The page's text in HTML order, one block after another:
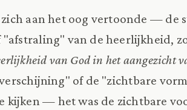
aan het oog vertoonde — de
van de heerlijkheid,
van God in het aangezicht
of de "zichtbare
kijken — het was de zichtbare